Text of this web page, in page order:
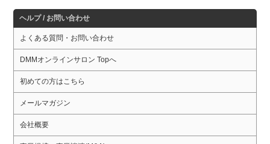
ヘルプ / お問い合わせ
よくある質問・お問い合わせ
DMMオンラインサロン Topへ
初めての方はこちら
メールマガジン
会社概要